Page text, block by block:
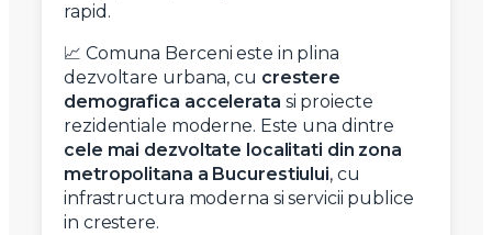
rapid.
📈 Comuna Berceni este in plina
dezvoltare urbana, cu crestere
demografica accelerata si proiecte
rezidentiale moderne. Este una dintre
cele mai dezvoltate localitati din zona
metropolitana a Bucurestiului, cu
infrastructura moderna si servicii publice
in crestere.